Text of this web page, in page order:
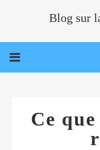
Blog sur
Ce